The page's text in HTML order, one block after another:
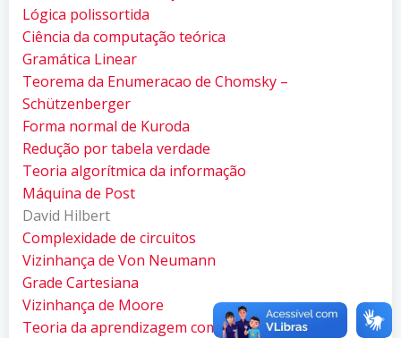
Lógica polissortida
Ciência da computação teórica
Gramática Linear
Teorema da Enumeracao de Chomsky –
Schützenberger
Forma normal de Kuroda
Redução por tabela verdade
Teoria algorítmica da informação
Máquina de Post
David Hilbert
Complexidade de circuitos
Vizinhança de Von Neumann
Grade Cartesiana
Vizinhança de Moore
Teoria da aprendizagem computacional